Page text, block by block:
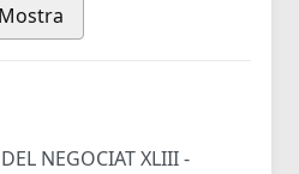
Mostra
NEGOCIAT XLIII -